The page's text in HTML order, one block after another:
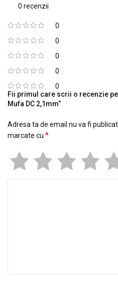
0 recenzii
0
0
0
0
0
Fii primul care scrii o recenzie
Mufa DC 2,1mm”
Adresa ta de email nu va fi
marcate cu *